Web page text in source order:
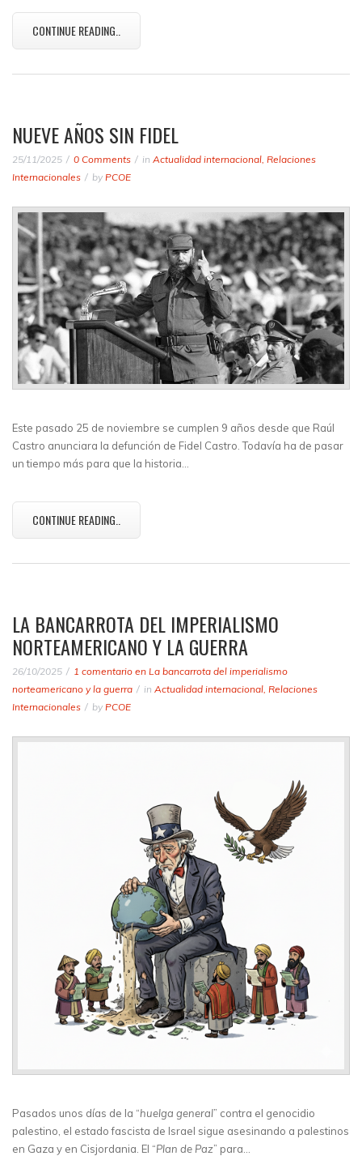
CONTINUE READING..
NUEVE AÑOS SIN FIDEL
25/11/2025 0 Comments in Actualidad internacional, Relaciones
Internacionales
by PCOE
Este pasado 25 de noviembre se cumplen 9 años desde que Raúl
Castro anunciara la defunción de Fidel Castro. Todavía ha de pasar
un tiempo más para que la historia…
CONTINUE READING..
LA BANCARROTA DEL IMPERIALISMO
NORTEAMERICANO Y LA GUERRA
26/10/2025 1 comentario en La bancarrota del imperialismo
norteamericano y la guerra
in Actualidad internacional, Relaciones
Internacionales
by PCOE
Pasados unos días de la “huelga general” contra el genocidio
palestino, el estado fascista de Israel sigue asesinando a palestinos
en Gaza y en Cisjordania. El “Plan de Paz” para…